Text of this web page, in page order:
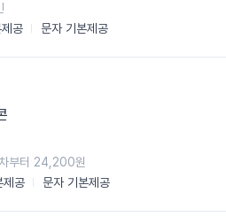
공 문자 기본제공
제공 문자 기본제공
부터 24,200원